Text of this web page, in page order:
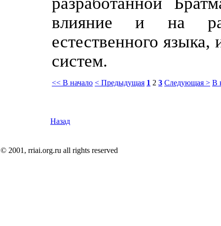
влияние и на
естественного
систем.
<< В начало < Предыдущая 1 2 3 Следующая > В
Назад
© 2001, rriai.org.ru all rights reserved